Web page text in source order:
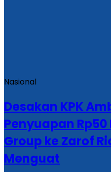
Nasional
Desakan KPK
Penyuapan
Group ke Zarof
Menguat